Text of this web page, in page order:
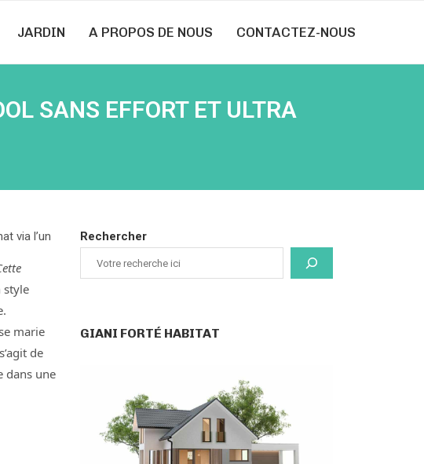
JARDIN A PROPOS DE NOUS CONTACTEZ-NOUS
SANS EFFORT ET ULTRA
via l’un
style
marie
de
dans une
Rechercher
GIANI FORTÉ HABITAT